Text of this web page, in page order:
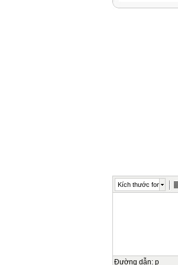
Thực hiện kế
kết quả thực
I. Đặc điểm tình
Đảng
4
Kích thước font
Đường dẫn: p